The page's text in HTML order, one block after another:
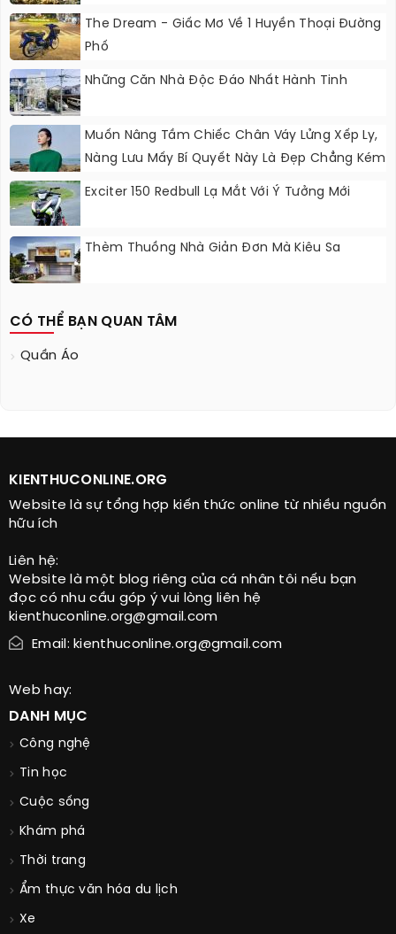
The Dream - Giấc Mơ Về 1 Huyền Thoại Đường
Phố
Những Căn Nhà Độc Đáo Nhất Hành Tinh
Muốn Nâng Tầm Chiếc Chân Váy Lửng Xếp Ly,
Nàng Lưu Mấy Bí Quyết Này Là Đẹp Chẳng Kém
Exciter 150 Redbull Lạ Mắt Với Ý Tưởng Mới
Thèm Thuồng Nhà Giản Đơn Mà Kiêu Sa
CÓ THỂ BẠN QUAN TÂM
Quần Áo
KIENTHUCONLINE.ORG
Website là sự tổng hợp kiến thức online từ nhiều nguồn
hữu ích
Liên hệ:
Website là một blog riêng của cá nhân tôi nếu bạn
đọc có nhu cầu góp ý vui lòng liên hệ
kienthuconline.org@gmail.com
Email: kienthuconline.org@gmail.com
Web hay:
DANH MỤC
Công nghệ
Tin học
Cuộc sống
Khám phá
Thời trang
Ẩm thực văn hóa du lịch
Xe